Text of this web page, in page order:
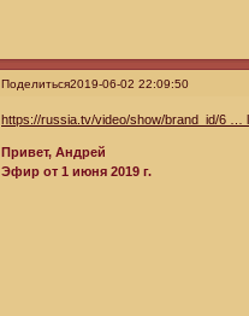
Поделиться2019-06-02 22:09:50
https://russia.tv/video/show/brand_id/6 …
Привет, Андрей
Эфир от 1 июня 2019 г.